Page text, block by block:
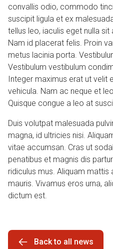
convallis odio, commodo
suscipit ligula et ex
tellus leo, iaculis eget nulla sit
Nam id placerat felis. Proin
metus lacinia porta.
Vestibulum vestibulum
Integer maximus erat ut velit
vehicula. Nam ac neque et
Quisque congue a leo at
Duis volutpat malesuada
magna, id ultricies nisi.
vitae accumsan. Cras ut
penatibus et magnis dis
ridiculus mus. Aliquam mattis
mauris. Vivamus eros urna,
dictum est.
Back to all news